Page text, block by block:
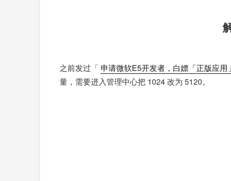
之前发过「 申请微软E5开发者，白嫖「正版应用
量，需要进入管理中心把 1024 改为 5120。